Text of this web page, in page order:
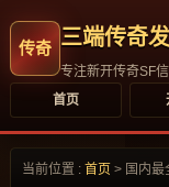
三端传奇
专注新开传奇SF
首页
当前位置 : 首页 > 国内